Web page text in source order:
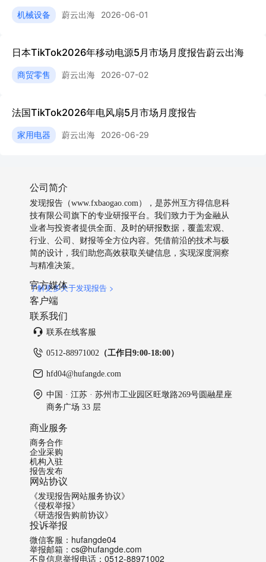
机械设备 蔚云出海 2026-06-01
日本TikTok2026年移动电源5月市场月度报告蔚云出海
商贸零售 蔚云出海 2026-07-02
法国TikTok2026年电风扇5月市场月度报告
家用电器 蔚云出海 2026-06-29
公司简介
发现报告（www.fxbaogao.com），是苏州互方得信息科
技有限公司旗下的专业研报平台。我们致力于为金融从
业者与投资者提供全面、及时的研报数据，覆盖宏观、
行业、公司、财报等全方位内容。凭借前沿的技术与极
简的设计，我们助您高效获取关键信息，实现深度洞察
与精准决策。
了解更多关于发现报告 >
官方媒体
客户端
联系我们
联系在线客服
0512-88971002 （工作日9:00-18:00）
hfd04@hufangde.com
中国 · 江苏 · 苏州市工业园区旺墩路269号圆融星座
商务广场 33 层
商业服务
商务合作
企业采购
机构入驻
报告发布
网站协议
《发现报告网站服务协议》
《侵权举报》
《研选报告购前协议》
投诉举报
微信客服：hufangde04
举报邮箱：cs@hufangde.com
不良信息举报电话：0512-88971002